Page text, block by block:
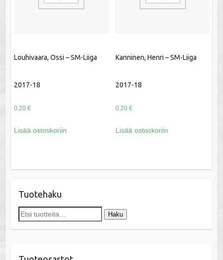
Louhivaara, Ossi – SM-Liiga
2017-18
0.20 €
Lisää ostoskoriin
Kanninen, Henri – SM-Liiga
2017-18
0.20 €
Lisää ostoskoriin
Tuotehaku
Etsi: Haku